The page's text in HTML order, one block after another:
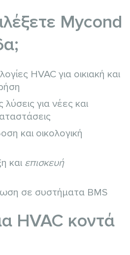
Mycond
HVAC για οικιακή και
για νέες και
και οικολογική
και επισκευή
σε συστήματα BMS
HVAC κοντά